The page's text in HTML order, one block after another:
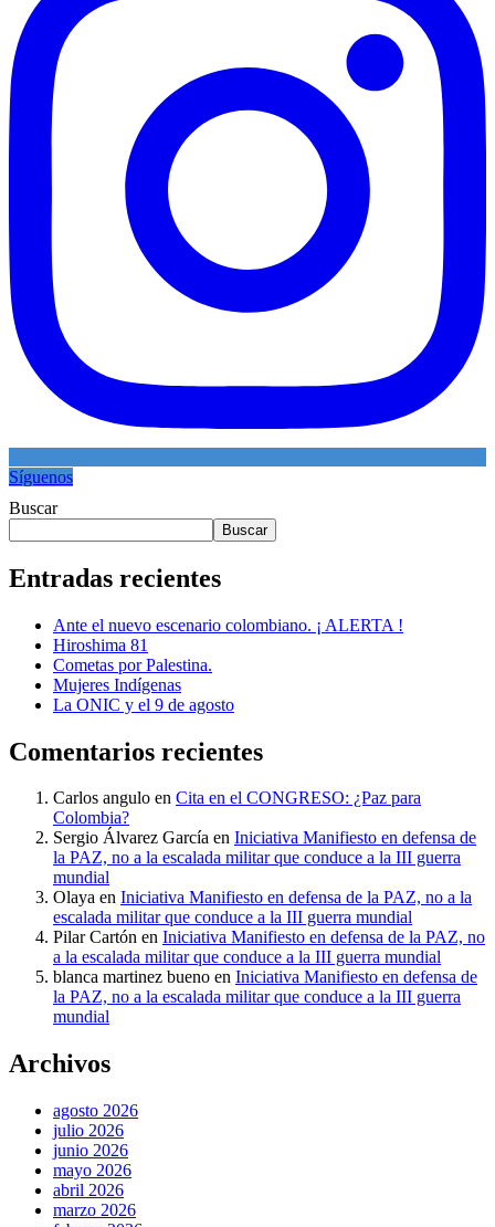
Síguenos
Buscar
Buscar
Entradas recientes
Ante el nuevo escenario colombiano. ¡ ALERTA !
Hiroshima 81
Cometas por Palestina.
Mujeres Indígenas
La ONIC y el 9 de agosto
Comentarios recientes
Carlos angulo en Cita en el CONGRESO: ¿Paz para
Colombia?
Sergio Álvarez García en Iniciativa Manifiesto en defensa de
la PAZ, no a la escalada militar que conduce a la III guerra
mundial
Olaya en Iniciativa Manifiesto en defensa de la PAZ, no a la
escalada militar que conduce a la III guerra mundial
Pilar Cartón en Iniciativa Manifiesto en defensa de la PAZ, no
a la escalada militar que conduce a la III guerra mundial
blanca martinez bueno en Iniciativa Manifiesto en defensa de
la PAZ, no a la escalada militar que conduce a la III guerra
mundial
Archivos
agosto 2026
julio 2026
junio 2026
mayo 2026
abril 2026
marzo 2026